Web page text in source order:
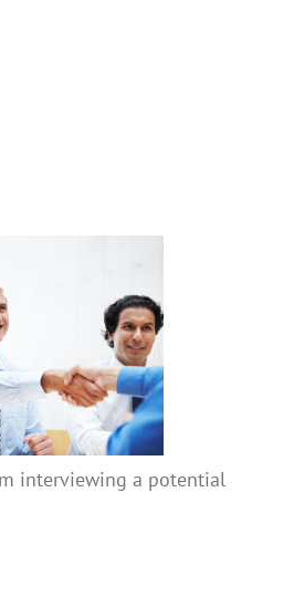
interviewing a potential